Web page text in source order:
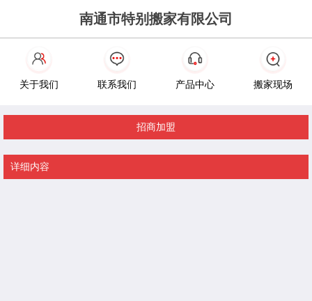
南通市特别搬家有限公司
关于我们 联系我们 产品中心 搬家现场
招商加盟
详细内容